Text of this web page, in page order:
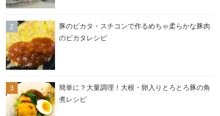
豚のピカタ・スチコンで作るめちゃ柔らかな豚肉
のピカタレシピ
簡単に？大量調理！大根・卵入りとろとろ豚の角
煮レシピ